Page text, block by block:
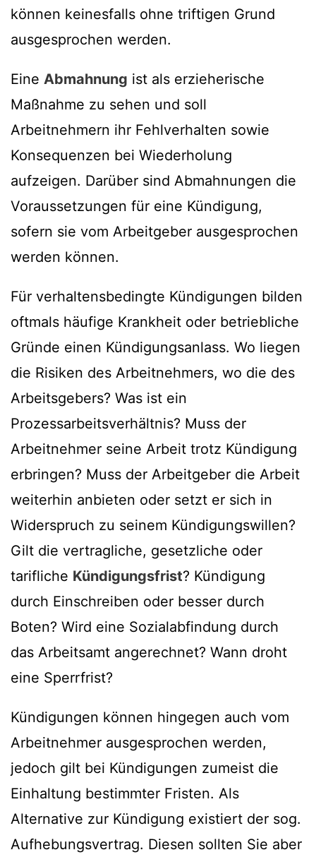
können keinesfalls ohne triftigen Grund
ausgesprochen werden.
Eine Abmahnung ist als erzieherische
Maßnahme zu sehen und soll
Arbeitnehmern ihr Fehlverhalten sowie
Konsequenzen bei Wiederholung
aufzeigen. Darüber sind Abmahnungen die
Voraussetzungen für eine Kündigung,
sofern sie vom Arbeitgeber ausgesprochen
werden können.
Für verhaltensbedingte Kündigungen bilden
oftmals häufige Krankheit oder betriebliche
Gründe einen Kündigungsanlass. Wo liegen
die Risiken des Arbeitnehmers, wo die des
Arbeitsgebers? Was ist ein
Prozessarbeitsverhältnis? Muss der
Arbeitnehmer seine Arbeit trotz Kündigung
erbringen? Muss der Arbeitgeber die Arbeit
weiterhin anbieten oder setzt er sich in
Widerspruch zu seinem Kündigungswillen?
Gilt die vertragliche, gesetzliche oder
tarifliche Kündigungsfrist? Kündigung
durch Einschreiben oder besser durch
Boten? Wird eine Sozialabfindung durch
das Arbeitsamt angerechnet? Wann droht
eine Sperrfrist?
Kündigungen können hingegen auch vom
Arbeitnehmer ausgesprochen werden,
jedoch gilt bei Kündigungen zumeist die
Einhaltung bestimmter Fristen. Als
Alternative zur Kündigung existiert der sog.
Aufhebungsvertrag. Diesen sollten Sie aber